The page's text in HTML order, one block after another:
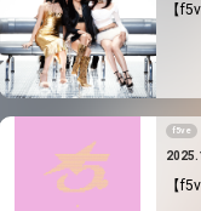
【
f5ve
【